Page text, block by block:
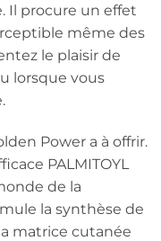
Il procure un effet
même des
le plaisir de
lorsque vous
Power a à offrir.
PALMITOYL
de la
la synthèse de
matrice cutanée